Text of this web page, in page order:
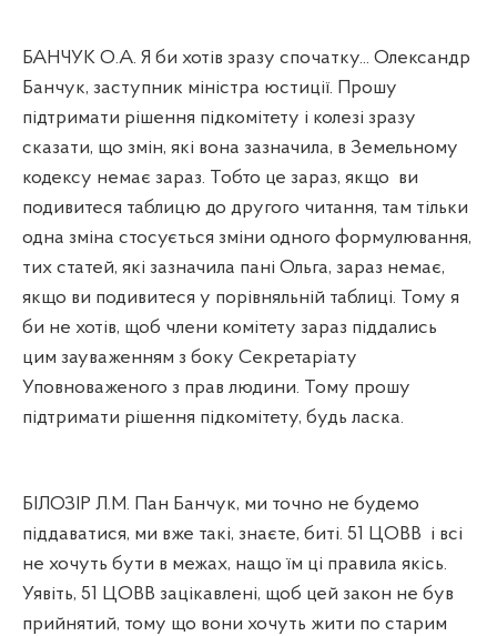
БАНЧУК О.А. Я би хотів зразу спочатку... Олександр
Банчук, заступник міністра юстиції. Прошу
підтримати рішення підкомітету і колезі зразу
сказати, що змін, які вона зазначила, в Земельному
кодексу немає зараз. Тобто це зараз, якщо ви
подивитеся таблицю до другого читання, там тільки
одна зміна стосується зміни одного формулювання,
тих статей, які зазначила пані Ольга, зараз немає,
якщо ви подивитеся у порівняльній таблиці. Тому я
би не хотів, щоб члени комітету зараз піддались
цим зауваженням з боку Секретаріату
Уповноваженого з прав людини. Тому прошу
підтримати рішення підкомітету, будь ласка.
БІЛОЗІР Л.М. Пан Банчук, ми точно не будемо
піддаватися, ми вже такі, знаєте, биті. 51 ЦОВВ і всі
не хочуть бути в межах, нащо їм ці правила якісь.
Уявіть, 51 ЦОВВ зацікавлені, щоб цей закон не був
прийнятий, тому що вони хочуть жити по старим